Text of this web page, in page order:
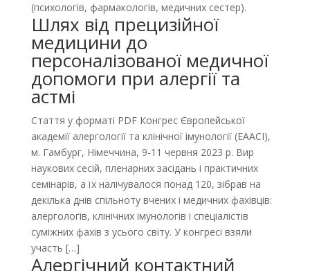
(психологів, фармакологів, медичних сестер).
Шлях від прецизійної
медицини до
персоналізованої медичної
допомоги при алергії та
астмі
Стаття у форматі PDF Конгрес Європейської
академії алергології та клінічної імунології (EAACI),
м. Гамбург, Німеччина, 9-11 червня 2023 р. Вир
наукових сесій, пленарних засідань і практичних
семінарів, а їх налічувалося понад 120, зібрав на
декілька днів спільноту вчених і медичних фахівців:
алергологів, клінічних імунологів і спеціалістів
суміжних фахів з усього світу. У конг­ресі взяли
участь […]
Алергічний контактний